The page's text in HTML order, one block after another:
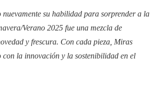
su habilidad para sorprender a la
Verano 2025 fue una mezcla de
y frescura. Con cada pieza, Miras
la innovación y la sostenibilidad en el